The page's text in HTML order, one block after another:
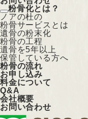
粉骨化とは？
ノアの杜の
粉骨サービスとは
遺骨の粉末化
粉骨の工程
遺骨を5年以上
保管している方へ
粉骨の流れ
お申し込み
料金について
Q&A
会社概要
お問い合わせ